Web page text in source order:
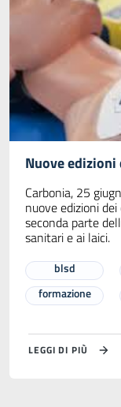
Nuove
Carbonia, 25
nuove edizioni
seconda parte
sanitari e ai laici.
blsd
formazione
LEGGI DI PIÙ